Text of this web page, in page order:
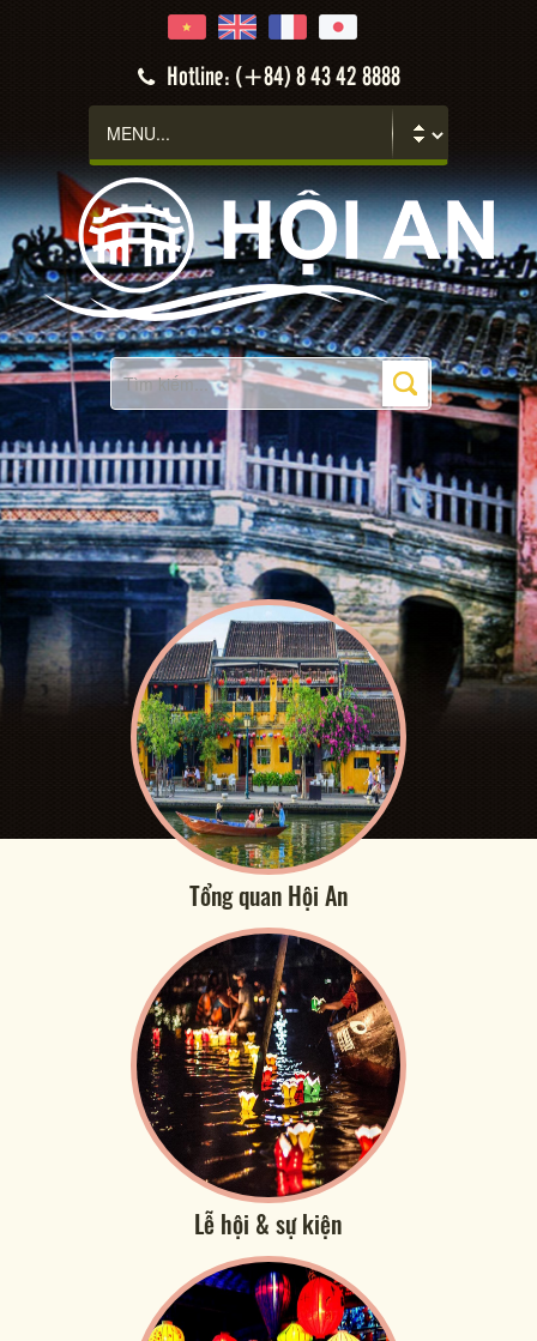
Hotline: (+84) 8 43 42 8888
Tổng quan Hội An
Lễ hội & sự kiện